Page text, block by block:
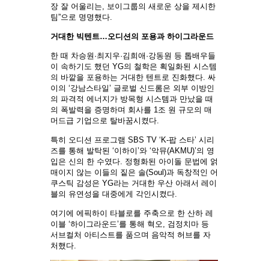
장 잘 어울리는, 보이그룹의 새로운 상을 제시한
팀”으로 명명했다.
거대한 빅텐트…오디션의 포용과 하이그라운드
한 때 차승원·최지우·김희애·강동원 등 톱배우들
이 속하기도 했던 YG의 철학은 획일화된 시스템
의 바깥을 포용하는 거대한 텐트로 진화했다. 싸
이의 ‘강남스타일’ 글로벌 신드롬은 외부 이방인
의 파격적 에너지가 방목형 시스템과 만났을 때
의 폭발력을 증명하며 회사를 1조 원 규모의 매
머드급 기업으로 탈바꿈시켰다.
특히 오디션 프로그램 SBS TV ‘K-팝 스타’ 시리
즈를 통해 발탁된 ‘이하이’와 ‘악뮤(AKMU)’의 영
입은 신의 한 수였다. 정형화된 아이돌 문법에 얽
매이지 않는 이들의 짙은 솔(Soul)과 독창적인 어
쿠스틱 감성은 YG라는 거대한 우산 아래서 레이
블의 유연성을 대중에게 각인시켰다.
여기에 에픽하이 타블로를 주축으로 한 산하 레
이블 ‘하이그라운드’를 통해 혁오, 검정치마 등
서브컬처 아티스트를 품으며 음악적 허브를 자
처했다.